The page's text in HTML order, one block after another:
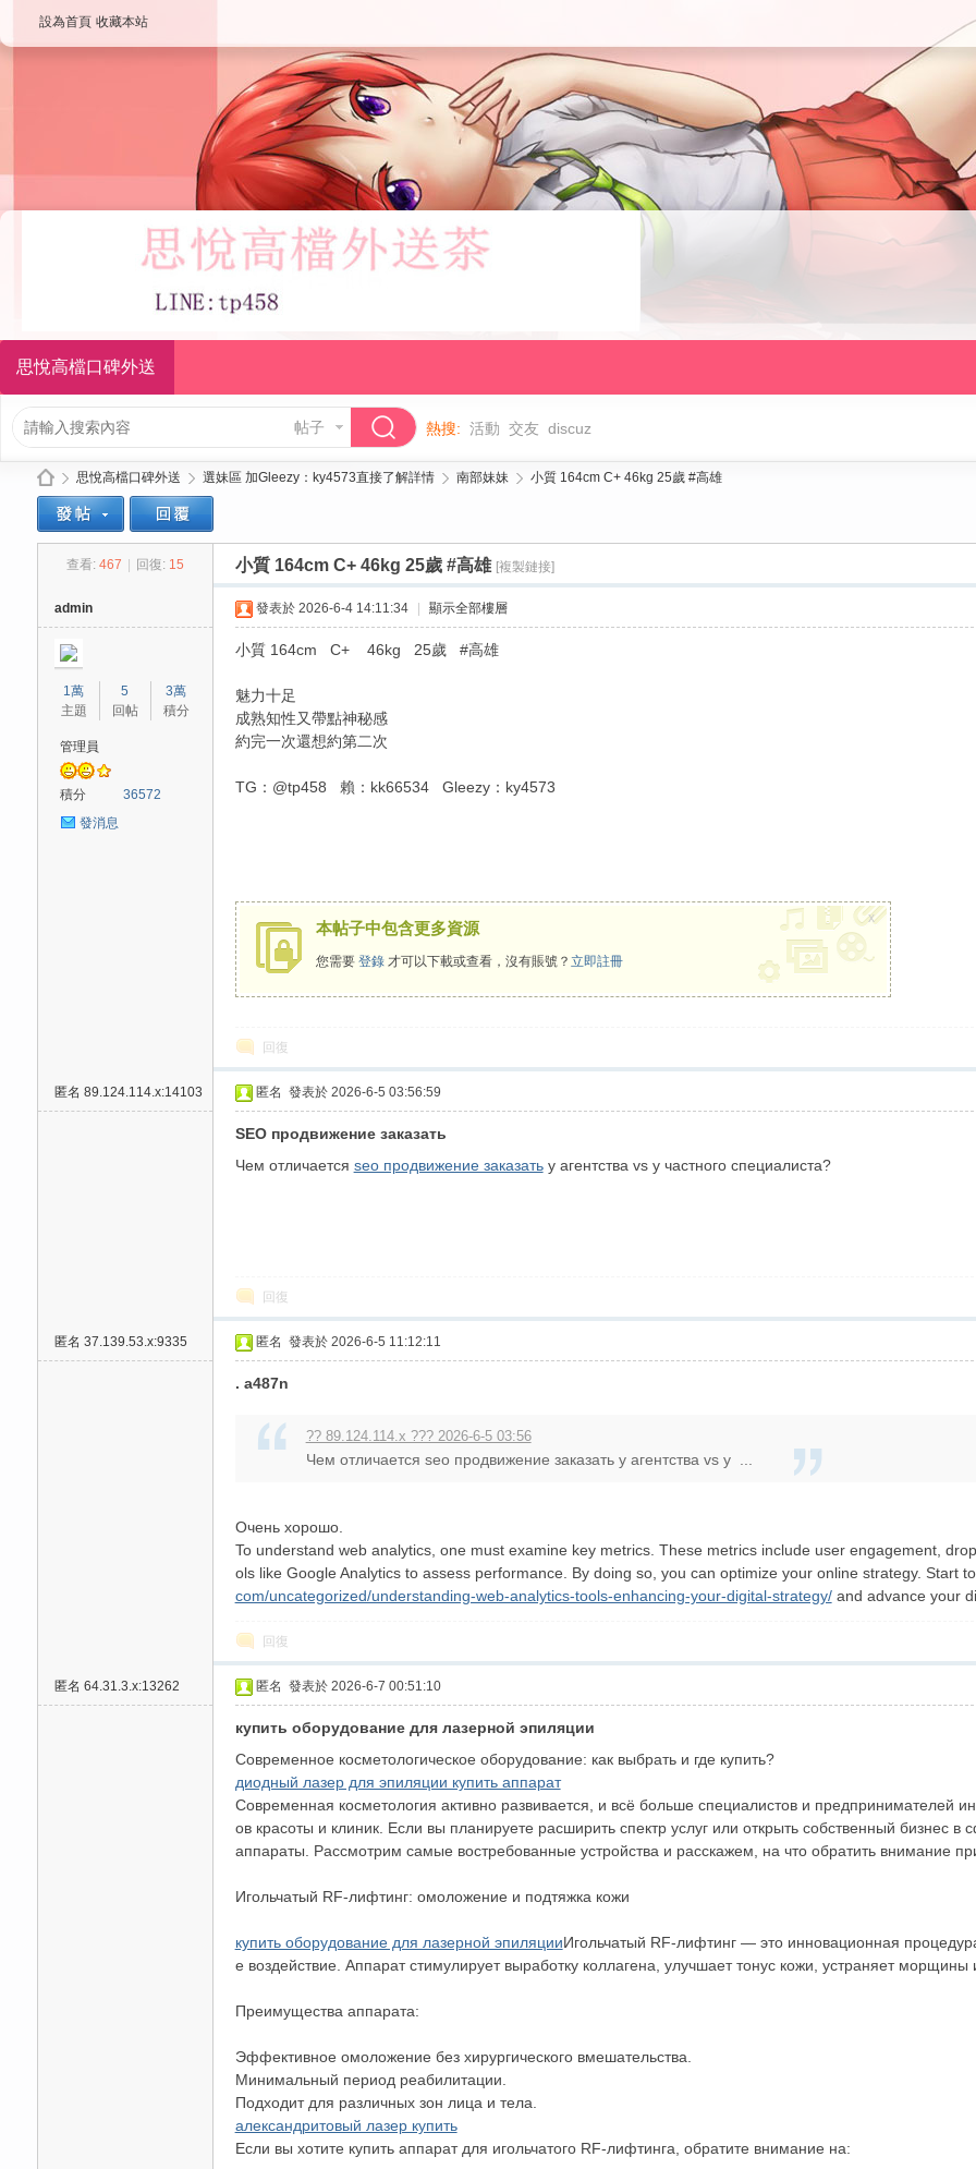
設為首頁 收藏本站
思悅高檔口碑外送
帖子 熱搜: 活動 交友 discuz
思悅高檔口碑外送
›
選妹區 加Gleezy：ky4573直接了解詳情
›
南部妹妹
›
小質 164cm C+ 46kg 25歲 #高雄
查看: 467 回復: 15 小質 164cm C+ 46kg 25歲 #高雄 [複製鏈接]
admin
1萬
主題
5
回帖
3萬
積分
管理員
積分
36572
發消息
發表於 2026-6-4 14:11:34 顯示全部樓層
小質 164cm C+ 46kg 25歲 #高雄
魅力十足
成熟知性又帶點神秘感
約完一次還想約第二次
TG：@tp458 賴：kk66534 Gleezy：ky4573
本帖子中包含更多資源
您需要 登錄才可以下載或查看，沒有賬號？ 立即註冊
x
回復
匿名 89.124.114.x:14103 匿名 發表於 2026-6-5 03:56:59
SEO продвижение заказать
Чем отличается seo продвижение заказатьу агентства vs у частного специалиста?
回復
匿名 37.139.53.x:9335 匿名 發表於 2026-6-5 11:12:11
. a487n
?? 89.124.114.x ??? 2026-6-5 03:56
Чем отличается seo продвижение заказать у агентства vs у ...
Очень хорошо.
To understand web analytics, one must examine key metrics. These metrics include user engagement,
ols like Google Analytics to assess performance. By doing so, you can optimize your online strategy. Start
com/uncategorized/understanding-web-analytics-tools-enhancing-your-digital-strategy/and advance your
回復
匿名 64.31.3.x:13262 匿名 發表於 2026-6-7 00:51:10
купить оборудование для лазерной эпиляции
Современное косметологическое оборудование: как выбрать и где купить?
диодный лазер для эпиляции купить аппарат
Современная косметология активно развивается, и всё больше специалистов и предпринимателей
ов красоты и клиник. Если вы планируете расширить спектр услуг или открыть собственный бизнес
аппараты. Рассмотрим самые востребованные устройства и расскажем, на что обратить внимание
Игольчатый RF-лифтинг: омоложение и подтяжка кожи
купить оборудование для лазерной эпиляцииИгольчатый RF-лифтинг — это инновационная
е воздействие. Аппарат стимулирует выработку коллагена, улучшает тонус кожи, устраняет
Преимущества аппарата:
Эффективное омоложение без хирургического вмешательства.
Минимальный период реабилитации.
Подходит для различных зон лица и тела.
александритовый лазер купить
Если вы хотите купить аппарат для игольчатого RF-лифтинга, обратите внимание на: